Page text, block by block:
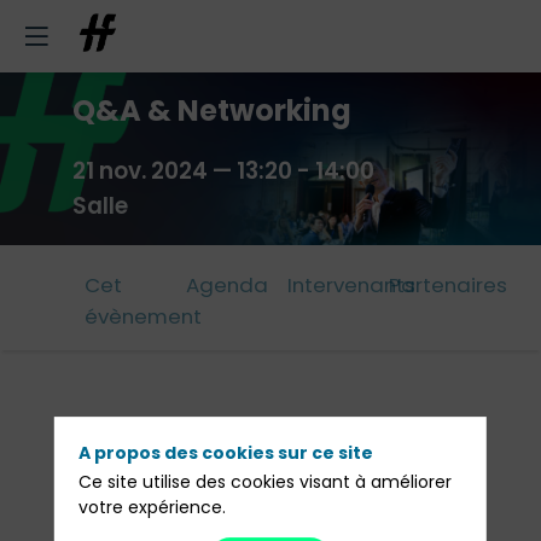
Q&A & Networking
21 nov. 2024 — 13:20 -14:00
Salle
Cet
évènement
Agenda IntervenantsPartenaires
Les autres sessions
Voir le programme complet
A propos des cookies sur ce site
Ce site utilise des cookies visant à améliorer
votre expérience.